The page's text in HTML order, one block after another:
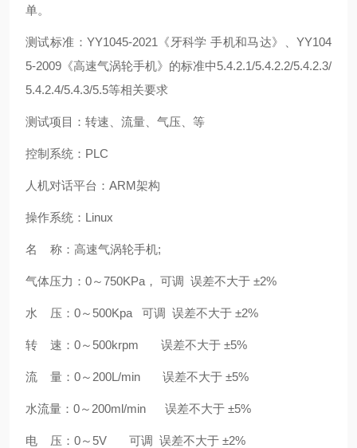
单。
测试标准：YY1045-2021《牙科学 手机和马达》、YY104
5-2009《高速气涡轮手机》的标准中5.4.2.1/5.4.2.2/5.4.2.3/
5.4.2.4/5.4.3/5.5等相关要求
测试项目：转速、流量、气压、等
控制系统：PLC
人机对话平台：ARM架构
操作系统：Linux
名 称：高速气涡轮手机;
气体压力：0～750KPa， 可调 误差不大于 ±2%
水 压：0～500Kpa 可调 误差不大于 ±2%
转 速：0～500krpm 误差不大于 ±5%
流 量：0～200L/min 误差不大于 ±5%
水流量：0～200ml/min 误差不大于 ±5%
电 压：0～5V 可调 误差不大于 ±2%